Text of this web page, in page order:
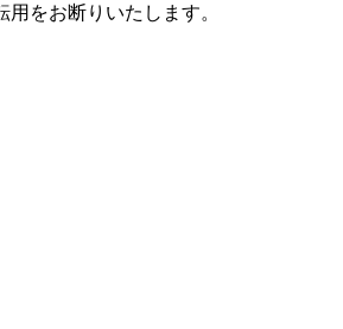
をお断りいたします。